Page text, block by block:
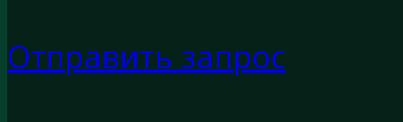
Отправить запрос